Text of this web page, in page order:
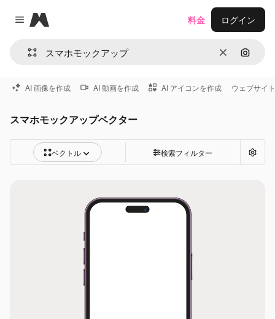
Close menu
Magnific
消去 画像で
料金 ログイン
AI 画像を作成 AI 動画を作成 AI アイコンを作成 ウェブサイト
スマホモックアップベクター
ベクトル 検索フィルター